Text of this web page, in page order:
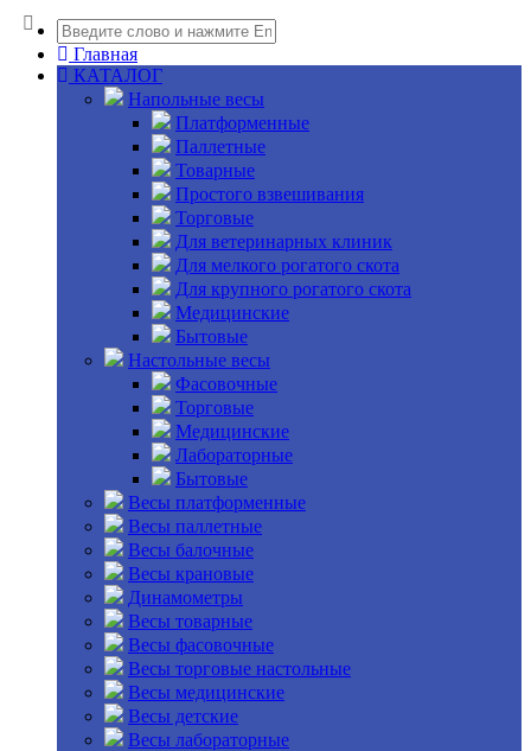
Главная
КАТАЛОГ
Напольные весы
Платформенные
Паллетные
Товарные
Простого взвешивания
Торговые
Для ветеринарных клиник
Для мелкого рогатого скота
Для крупного рогатого скота
Медицинские
Бытовые
Настольные весы
Фасовочные
Торговые
Медицинские
Лабораторные
Бытовые
Весы платформенные
Весы паллетные
Весы балочные
Весы крановые
Динамометры
Весы товарные
Весы фасовочные
Весы торговые настольные
Весы медицинские
Весы детские
Весы лабораторные